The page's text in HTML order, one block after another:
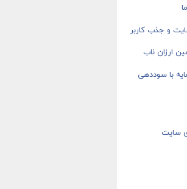
و جذب کاربر
ارزان ناب
با سوددهی
سایت